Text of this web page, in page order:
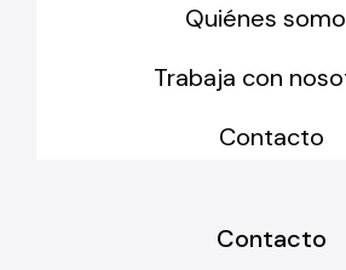
Quiénes
Trabaja con
Contacto
Contacto